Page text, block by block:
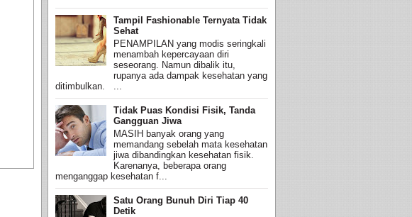
Tampil Fashionable Ternyata Tidak
Sehat
PENAMPILAN yang modis seringkali
menambah kepercayaan diri
seseorang. Namun dibalik itu,
rupanya ada dampak kesehatan yang
ditimbulkan. ...
Tidak Puas Kondisi Fisik, Tanda
Gangguan Jiwa
MASIH banyak orang yang
memandang sebelah mata kesehatan
jiwa dibandingkan kesehatan fisik.
Karenanya, beberapa orang
menganggap kesehatan f...
Satu Orang Bunuh Diri Tiap 40
Detik